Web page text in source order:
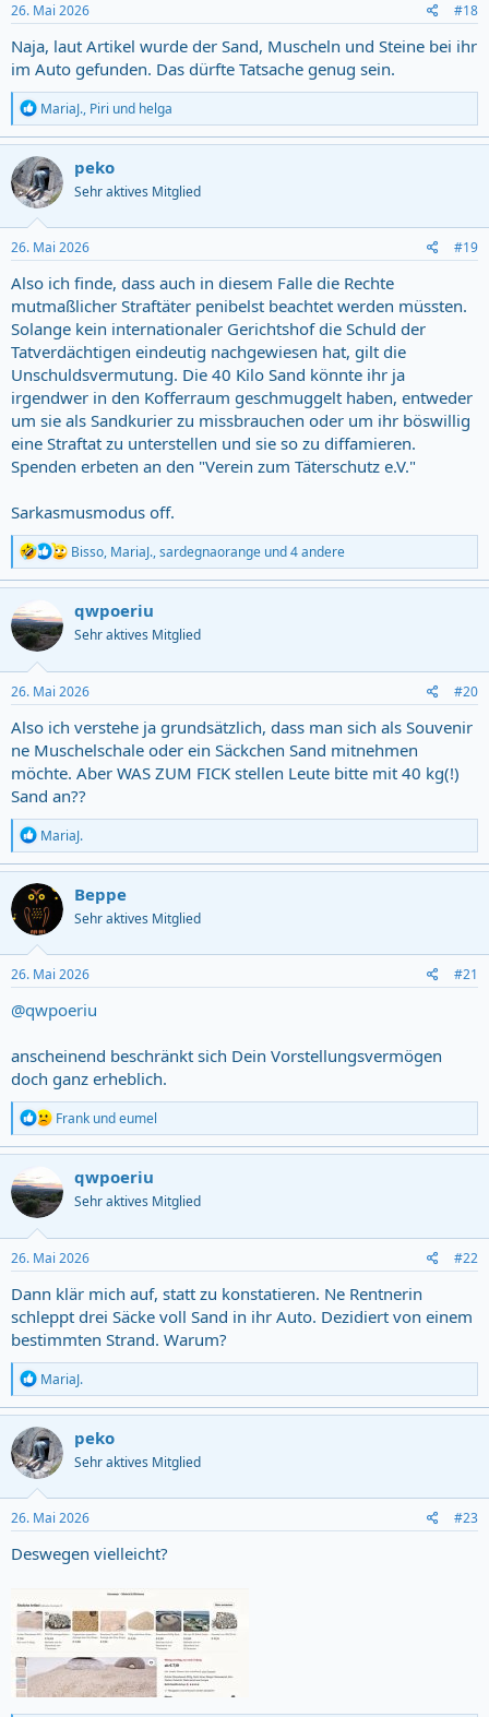
s
:
26. Mai 2026 #18
Naja, laut Artikel wurde der Sand, Muscheln und Steine bei ihr
im Auto gefunden. Das dürfte Tatsache genug sein.
R
e
a
c
t
i
o
n
s
:
MariaJ., Piri und helga
peko
Sehr aktives Mitglied
26. Mai 2026 #19
Also ich finde, dass auch in diesem Falle die Rechte
mutmaßlicher Straftäter penibelst beachtet werden müssten.
Solange kein internationaler Gerichtshof die Schuld der
Tatverdächtigen eindeutig nachgewiesen hat, gilt die
Unschuldsvermutung. Die 40 Kilo Sand könnte ihr ja
irgendwer in den Kofferraum geschmuggelt haben, entweder
um sie als Sandkurier zu missbrauchen oder um ihr böswillig
eine Straftat zu unterstellen und sie so zu diffamieren.
Spenden erbeten an den "Verein zum Täterschutz e.V."
Sarkasmusmodus off.
R
e
a
n
s
:
Bisso, MariaJ.,sardegnaorange und 4 andere
qwpoeriu
Sehr aktives Mitglied
26. Mai 2026 #20
Also ich verstehe ja grundsätzlich, dass man sich als Souvenir
ne Muschelschale oder ein Säckchen Sand mitnehmen
möchte. Aber WAS ZUM FICK stellen Leute bitte mit 40 kg(!)
Sand an??
R
e
a
c
t
i
o
n
s
:
MariaJ.
Beppe
Sehr aktives Mitglied
26. Mai 2026 #21
@qwpoeriu
anscheinend beschränkt sich Dein Vorstellungsvermögen
doch ganz erheblich.
R
e
a
t
i
n
s
:
Frank undeumel
qwpoeriu
Sehr aktives Mitglied
26. Mai 2026 #22
Dann klär mich auf, statt zu konstatieren. Ne Rentnerin
schleppt drei Säcke voll Sand in ihr Auto. Dezidiert von einem
bestimmten Strand. Warum?
R
e
a
c
t
i
o
n
s
:
MariaJ.
peko
Sehr aktives Mitglied
26. Mai 2026 #23
Deswegen vielleicht?